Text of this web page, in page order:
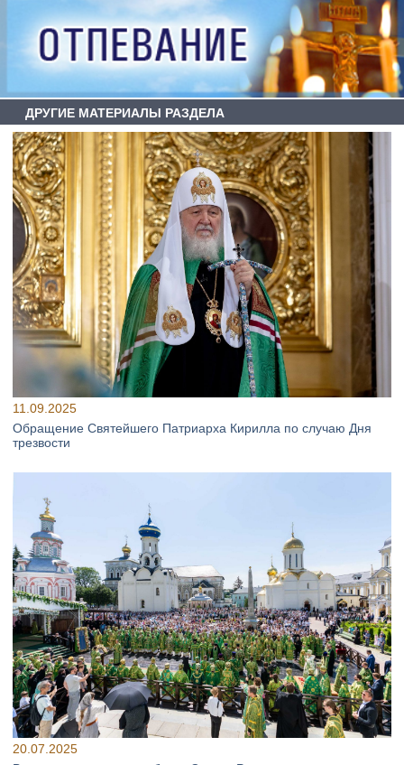
ДРУГИЕ МАТЕРИАЛЫ РАЗДЕЛА
11.09.2025
Обращение Святейшего Патриарха Кирилла по случаю Дня
трезвости
20.07.2025